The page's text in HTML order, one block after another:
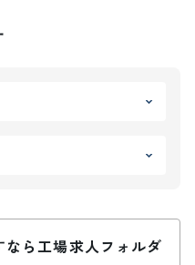
ら工場求人フォルダ